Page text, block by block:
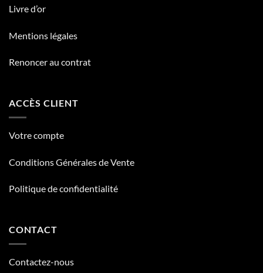
Livre d’or
Mentions légales
Renoncer au contrat
ACCÈS CLIENT
Votre compte
Conditions Générales de Vente
Politique de confidentialité
CONTACT
Contactez-nous